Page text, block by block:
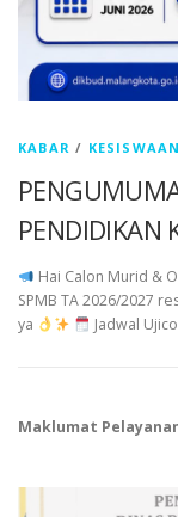
KABAR / KESISWAAN
PENDIDIKAN
Hai Calon Murid &
SPMB TA 2026/2027
ya
Jadwal
Maklumat